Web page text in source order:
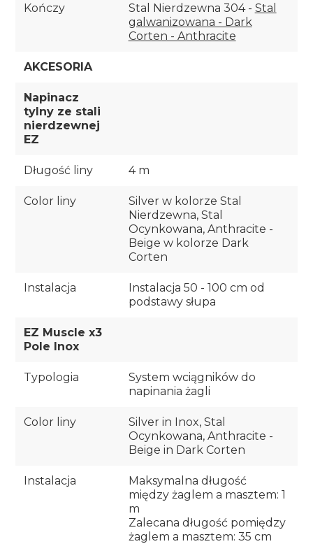
Kończy Stal Nierdzewna 304 - Stal
galwanizowana - Dark
Corten - Anthracite
AKCESORIA
Napinacz
tylny ze stali
nierdzewnej
EZ
Długość liny 4 m
Color liny
Silver w kolorze Stal
Nierdzewna, Stal
Ocynkowana, Anthracite -
Beige w kolorze Dark
Corten
Instalacja
Instalacja 50 - 100 cm od
podstawy słupa
EZ Muscle x3
Pole Inox
Typologia
System wciągników do
napinania żagli
Color liny
Silver in Inox, Stal
Ocynkowana, Anthracite -
Beige in Dark Corten
Instalacja
Maksymalna długość
między żaglem a masztem: 1
m
Zalecana długość pomiędzy
żaglem a masztem: 35 cm